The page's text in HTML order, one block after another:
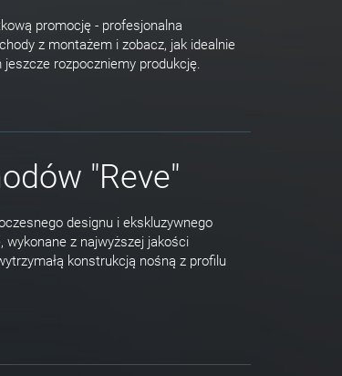
promocję - profesjonalna
z montażem i zobacz, jak idealnie
rozpoczniemy produkcję.
"Reve"
designu i ekskluzywnego
wykonane z najwyższej jakości
konstrukcją nośną z profilu